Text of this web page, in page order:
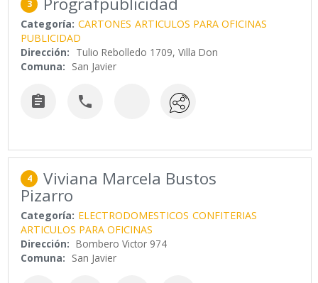
3
Categoría: CARTONES ARTICULOS PARA OFICINAS
PUBLICIDAD
Dirección: Tulio Rebolledo 1709, Villa Don
Comuna: San Javier
 
4 Viviana Marcela Bustos
Pizarro
Categoría: ELECTRODOMESTICOS CONFITERIAS
ARTICULOS PARA OFICINAS
Dirección: Bombero Victor 974
Comuna: San Javier